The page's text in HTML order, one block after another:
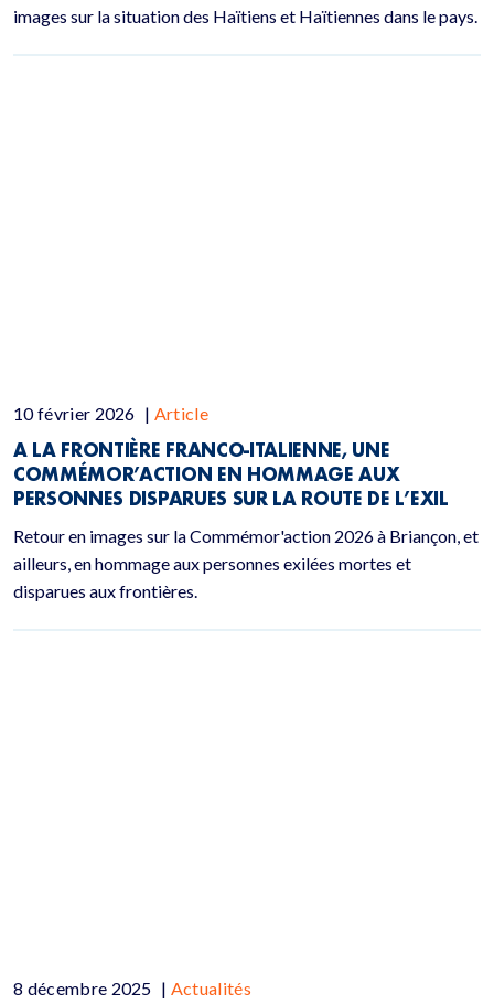
images sur la situation des Haïtiens et Haïtiennes dans le pays.
10 février 2026 | Article
A LA FRONTIÈRE FRANCO-ITALIENNE, UNE
COMMÉMOR’ACTION EN HOMMAGE AUX
PERSONNES DISPARUES SUR LA ROUTE DE L’EXIL
Retour en images sur la Commémor'action 2026 à Briançon, et
ailleurs, en hommage aux personnes exilées mortes et
disparues aux frontières.
8 décembre 2025 | Actualités